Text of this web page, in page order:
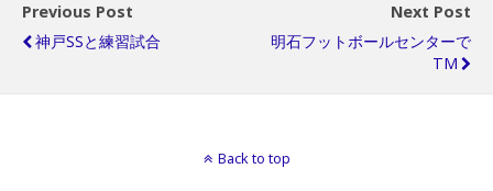
Previous Post
神戸SSと練習試合
Next Post
明石フットボールセンターで
TM
Back to top